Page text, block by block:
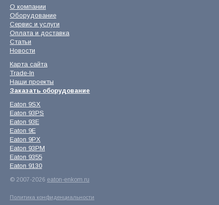
О компании
Оборудование
Сервис и услуги
Оплата и доставка
Статьи
Новости
Карта сайта
Trade-In
Наши проекты
Заказать оборудование
Eaton 9SX
Eaton 93PS
Eaton 93E
Eaton 9E
Eaton 9PX
Eaton 93PM
Eaton 9355
Eaton 9130
© 2007-2026 eaton-enkom.ru
Политика конфиденциальности